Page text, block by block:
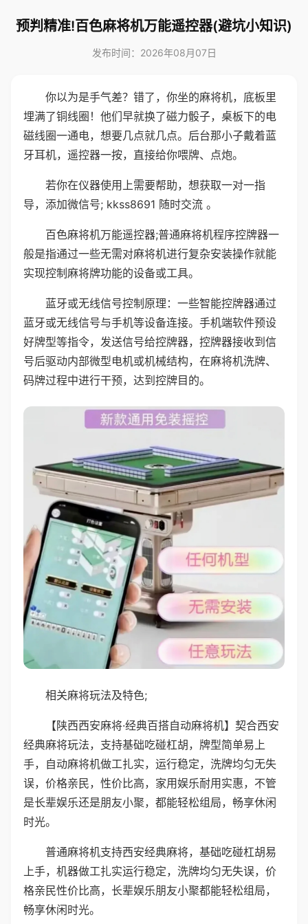
预判精准!百色麻将机万能遥控器(避坑小知识)
发布时间：2026年08月07日
你以为是手气差？错了，你坐的麻将机，底板里
埋满了铜线圈！他们早就换了磁力骰子，桌板下的电
磁线圈一通电，想要几点就几点。后台那小子戴着蓝
牙耳机，遥控器一按，直接给你喂牌、点炮。
若你在仪器使用上需要帮助，想获取一对一指
导，添加微信号; kkss8691 随时交流 。
百色麻将机万能遥控器;普通麻将机程序控牌器一
般是指通过一些无需对麻将机进行复杂安装操作就能
实现控制麻将牌功能的设备或工具。
蓝牙或无线信号控制原理：一些智能控牌器通过
蓝牙或无线信号与手机等设备连接。手机端软件预设
好牌型等指令，发送信号给控牌器，控牌器接收到信
号后驱动内部微型电机或机械结构，在麻将机洗牌、
码牌过程中进行干预，达到控牌目的。
相关麻将玩法及特色;
【陕西西安麻将·经典百搭自动麻将机】契合西安
经典麻将玩法，支持基础吃碰杠胡，牌型简单易上
手，自动麻将机做工扎实，运行稳定，洗牌均匀无失
误，价格亲民，性价比高，家用娱乐耐用实惠，不管
是长辈娱乐还是朋友小聚，都能轻松组局，畅享休闲
时光。
普通麻将机支持西安经典麻将，基础吃碰杠胡易
上手，机器做工扎实运行稳定，洗牌均匀无失误，价
格亲民性价比高，长辈娱乐朋友小聚都能轻松组局，
畅享休闲时光。